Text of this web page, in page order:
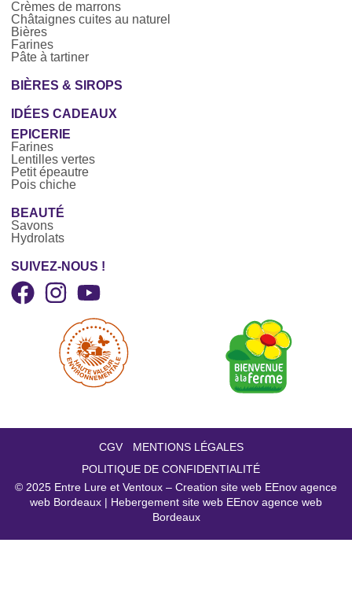
Crèmes de marrons
Châtaignes cuites au naturel
Bières
Farines
Pâte à tartiner
BIÈRES & SIROPS
IDÉES CADEAUX
EPICERIE
Farines
Lentilles vertes
Petit épeautre
Pois chiche
BEAUTÉ
Savons
Hydrolats
SUIVEZ-NOUS !
CGV
MENTIONS LÉGALES
POLITIQUE DE CONFIDENTIALITÉ
© 2025 Entre Lure et Ventoux – Creation site web EEnov agence
web Bordeaux | Hebergement site web EEnov agence web
Bordeaux